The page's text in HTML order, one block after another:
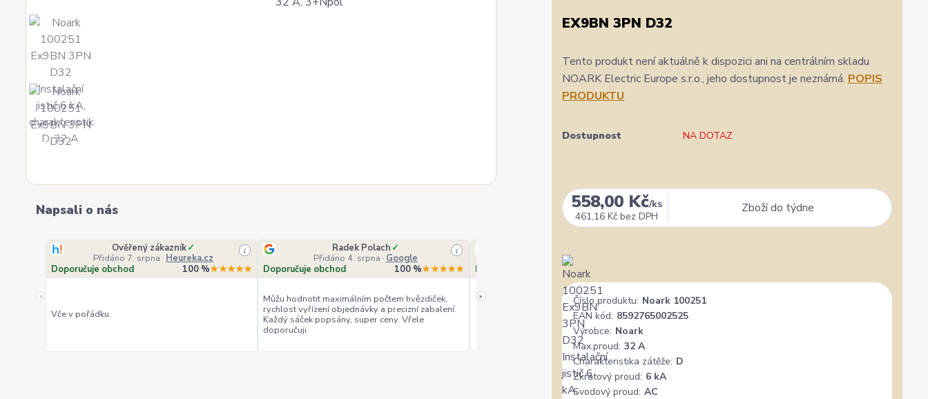
Napsali o nás
«
Ověřený zákazník✓
Přidáno 7. srpna · Heureka.cz
i
Doporučuje obchod 100 %★★★★★
Vče v pořádku.
Radek Polach ✓
Přidáno 4. srpna · Google
i
Doporučuje obchod 100 %★★★★★
Můžu hodnotit maximálním počtem hvězdiček,
rychlost vyřízení objednávky a precizní zabalení.
Každý sáček popsány, super ceny. Vřele
doporučuji
Přidáno 4. srpna
Doporučuje obchod
+ ceny
Široký výběr, milý a vstřícný personál. Mohu
jedině doporučit.
»
EX9BN 3PN D32
Tento produkt není aktuálně k dispozici ani na centrálním skladu
NOARK Electric Europe s.r.o., jeho dostupnost je neznámá. POPIS
PRODUKTU
Dostupnost NA DOTAZ
558,00 Kč/ks
461,16 Kč bez DPH
Zboží do týdne
Číslo produktu: Noark 100251
EAN kód: 8592765002525
Výrobce: Noark
Max.proud: 32 A
Charakteristika zátěže: D
Zkratový proud: 6 kA
Svodový proud: AC